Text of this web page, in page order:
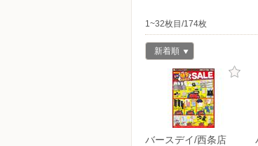
1~32枚目/174枚
新着順
バースデイ/西条店